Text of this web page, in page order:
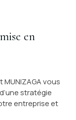
en
MUNIZAGA vous
stratégie
entreprise et